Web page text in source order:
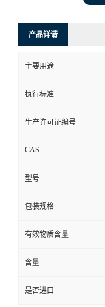
产品详请
主要用途
执行标准
生产许可证编号
CAS
型号
包装规格
有效物质含量
含量
是否进口